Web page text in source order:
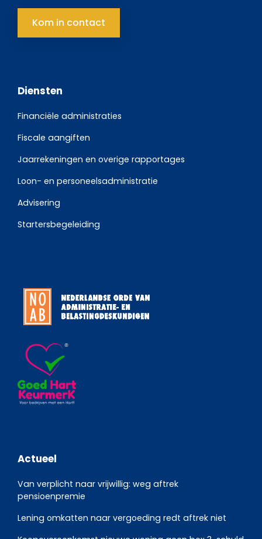
Kom in contact
Diensten
Financiële administraties
Fiscale aangiften
Jaarrekeningen en overige rapportages
Loon- en personeelsadministratie
Advisering
Startersbegeleiding
Actueel
Van verplicht naar vrijwillig: weg aftrek
pensioenpremie
Lening omkatten naar vergoeding redt aftrek niet